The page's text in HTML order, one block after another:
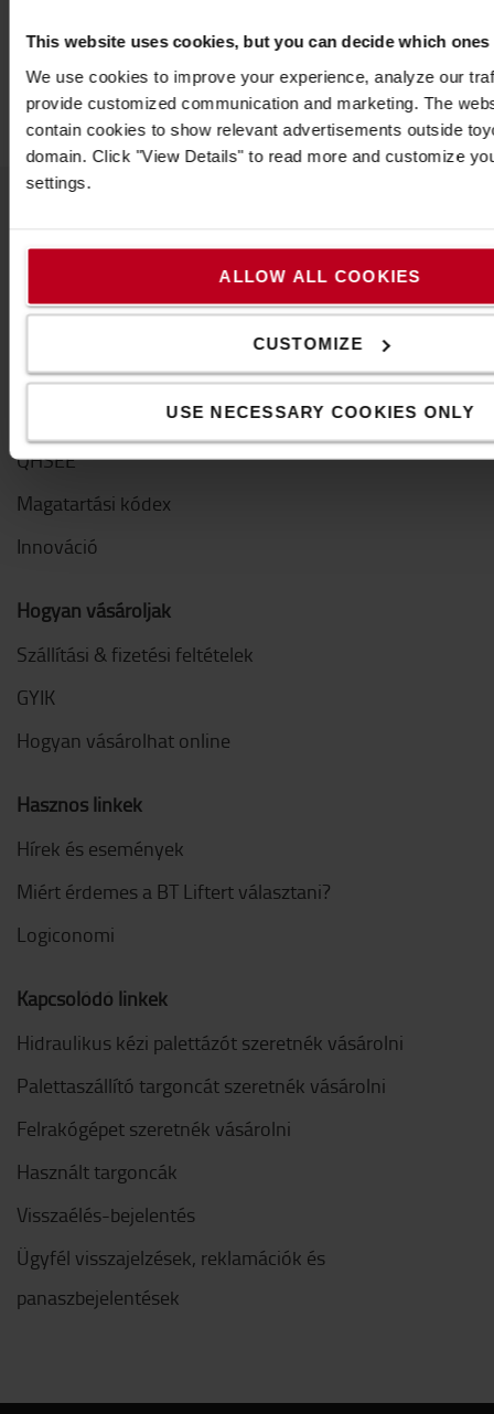
This website uses cookies, but you can decide which ones
We use cookies to improve your experience, analyze our
provide customized communication and marketing. The
contain cookies to show relevant advertisements outside
domain. Click "View Details" to read more and customize
settings.
ALLOW ALL COOKIES
CUSTOMIZE
USE NECESSARY COOKIES ONLY
A Toyotáról
Letöltések
QHSEE
Magatartási kódex
Innováció
Hogyan vásároljak
Szállítási & fizetési feltételek
GYIK
Hogyan vásárolhat online
Hasznos linkek
Hírek és események
Miért érdemes a BT Liftert választani?
Logiconomi
Kapcsolódó linkek
Hidraulikus kézi palettázót szeretnék vásárolni
Palettaszállító targoncát szeretnék vásárolni
Felrakógépet szeretnék vásárolni
Használt targoncák
Visszaélés-bejelentés
Ügyfél visszajelzések, reklamációk és
panaszbejelentések